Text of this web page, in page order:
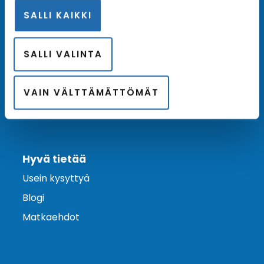
SALLI KAIKKI
SALLI VALINTA
VAIN VÄLTTÄMÄTTÖMÄT
Ota yhteyttä
Asiakaspalvelu
Lähetä tarjouspyyntö
Varaa risteily
Hyvä tietää
Usein kysyttyä
Blogi
Matkaehdot